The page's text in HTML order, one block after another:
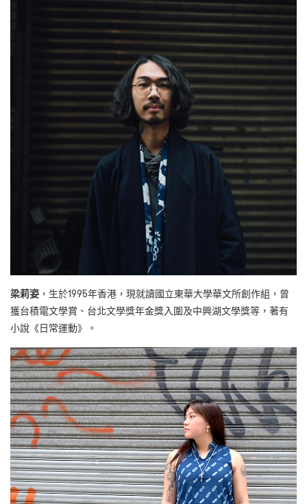
梁莉姿 ，生於1995年香港，現就讀國立東華大學華文所創作組，曾
獲台積電文學賞、台北文學獎年金獎入圍及中興湖文學獎等，著有
小說《日常運動》。